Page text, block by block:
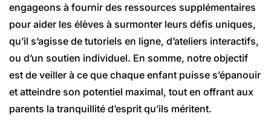
engageons à fournir des ressources supplémentaires
pour aider les élèves à surmonter leurs défis uniques,
qu’il s’agisse de tutoriels en ligne, d’ateliers interactifs,
ou d’un soutien individuel. En somme, notre objectif
est de veiller à ce que chaque enfant puisse s’épanouir
et atteindre son potentiel maximal, tout en offrant aux
parents la tranquillité d’esprit qu’ils méritent.